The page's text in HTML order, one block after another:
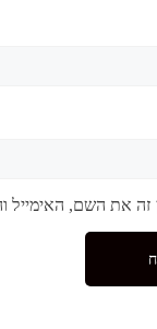
זה את השם, האימייל